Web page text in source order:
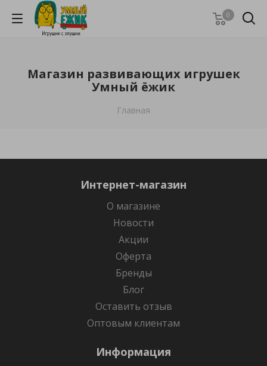
0
Магазин развивающих игрушек
Умный ёжик
Главная
Интернет-магазин
О магазине
Новости
Акции
Оферта
Бренды
Блог
Оставить отзыв
Оптовым клиентам
Информация